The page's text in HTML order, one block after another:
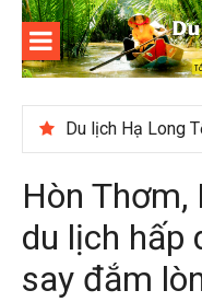
Skip
content
Hòn
du lịch hấp
say đắm